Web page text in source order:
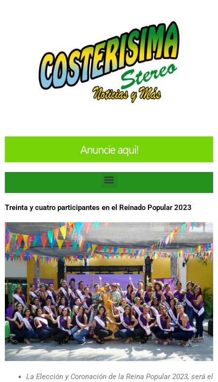
Menu
Treinta y cuatro participantes en el Reinado Popular 2023
La Elección y Coronación de la Reina Popular 2023, será el